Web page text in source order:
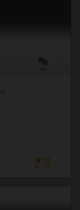
25
持ってる